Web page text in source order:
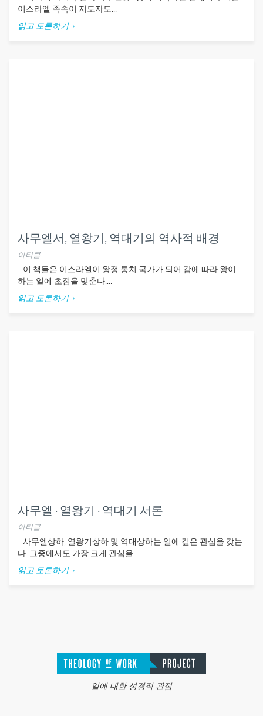
이스라엘 족속이 지도자도...
읽고 토론하기
사무엘서, 열왕기, 역대기의 역사적 배경
아티클
이 책들은 이스라엘이 왕정 통치 국가가 되어 감에 따라 왕이
하는 일에 초점을 맞춘다....
읽고 토론하기
사무엘 · 열왕기 · 역대기 서론
아티클
사무엘상하, 열왕기상하 및 역대상하는 일에 깊은 관심을 갖는
다. 그중에서도 가장 크게 관심을...
읽고 토론하기
일에 대한 성경적 관점